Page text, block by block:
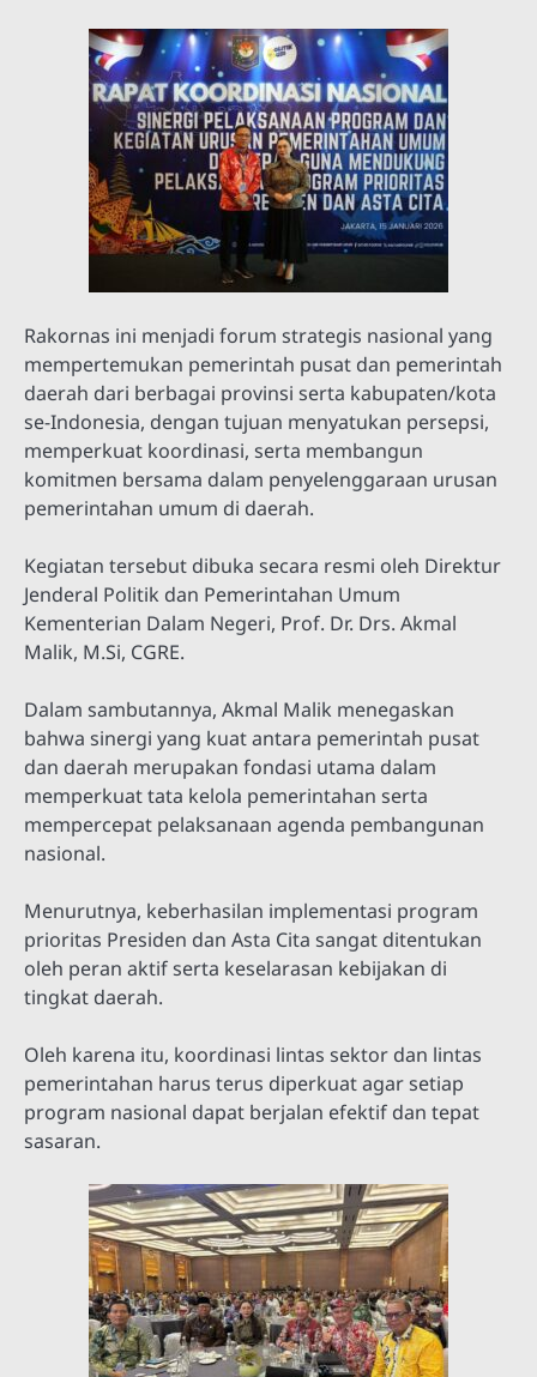
Rakornas ini menjadi forum strategis nasional yang
mempertemukan pemerintah pusat dan pemerintah
daerah dari berbagai provinsi serta kabupaten/kota
se-Indonesia, dengan tujuan menyatukan persepsi,
memperkuat koordinasi, serta membangun
komitmen bersama dalam penyelenggaraan urusan
pemerintahan umum di daerah.
Kegiatan tersebut dibuka secara resmi oleh Direktur
Jenderal Politik dan Pemerintahan Umum
Kementerian Dalam Negeri, Prof. Dr. Drs. Akmal
Malik, M.Si, CGRE.
Dalam sambutannya, Akmal Malik menegaskan
bahwa sinergi yang kuat antara pemerintah pusat
dan daerah merupakan fondasi utama dalam
memperkuat tata kelola pemerintahan serta
mempercepat pelaksanaan agenda pembangunan
nasional.
Menurutnya, keberhasilan implementasi program
prioritas Presiden dan Asta Cita sangat ditentukan
oleh peran aktif serta keselarasan kebijakan di
tingkat daerah.
Oleh karena itu, koordinasi lintas sektor dan lintas
pemerintahan harus terus diperkuat agar setiap
program nasional dapat berjalan efektif dan tepat
sasaran.